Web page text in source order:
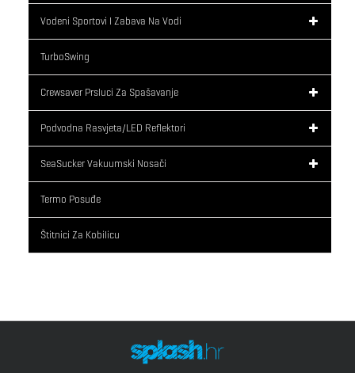
Vodeni Sportovi I Zabava Na Vodi
TurboSwing
Crewsaver Prsluci Za Spašavanje
Podvodna Rasvjeta/LED Reflektori
SeaSucker Vakuumski Nosači
Termo Posuđe
Štitnici Za Kobilicu